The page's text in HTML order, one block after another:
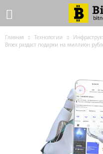
Главная Технологии
Broex раздаст подарки на миллион